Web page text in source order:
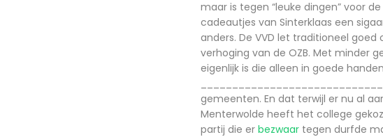
maar is tegen “leuke dingen” voor
cadeautjes van Sinterklaas een
anders. De VVD let traditioneel goed
verhoging van de OZB. Met minder
eigenlijk is die alleen in goede
gemeenten. En dat terwijl er nu al
Menterwolde heeft het college
partij die er bezwaar tegen durfde